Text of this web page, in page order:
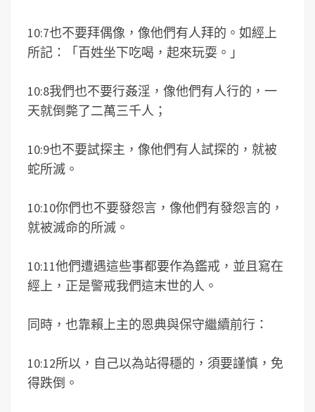
10:7也不要拜偶像，像他們有人拜的。如經上
所記：「百姓坐下吃喝，起來玩耍。」
10:8我們也不要行姦淫，像他們有人行的，一
天就倒斃了二萬三千人；
10:9也不要試探主，像他們有人試探的，就被
蛇所滅。
10:10你們也不要發怨言，像他們有發怨言的，
就被滅命的所滅。
10:11他們遭遇這些事都要作為鑑戒，並且寫在
經上，正是警戒我們這末世的人。
同時，也靠賴上主的恩典與保守繼續前行：
10:12所以，自己以為站得穩的，須要謹慎，免
得跌倒。